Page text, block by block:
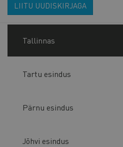
LIITU UUDISKIRJAGA
Tallinnas
Tartu esindus
Pärnu esindus
Jõhvi esindus